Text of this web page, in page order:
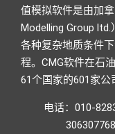
值模拟软件是由加
Modelling Group
各种复杂地质条件
程。CMG软件在石
61个国家的601家公
电话：010-